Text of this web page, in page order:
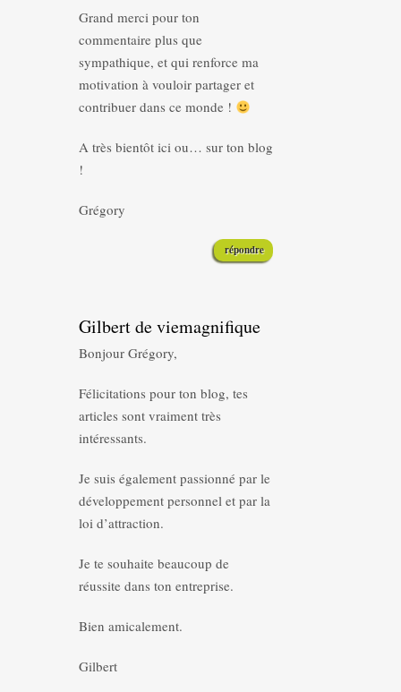
Grand merci pour ton
commentaire plus que
sympathique, et qui renforce ma
motivation à vouloir partager et
contribuer dans ce monde !
A très bientôt ici ou… sur ton blog
!
Grégory
répondre
Gilbert de viemagnifique
Bonjour Grégory,
Félicitations pour ton blog, tes
articles sont vraiment très
intéressants.
Je suis également passionné par le
développement personnel et par la
loi d’attraction.
Je te souhaite beaucoup de
réussite dans ton entreprise.
Bien amicalement.
Gilbert